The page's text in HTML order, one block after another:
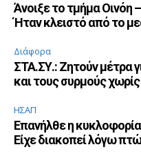
Άνοιξε το τμήμα Οινόη
Ήταν κλειστό από το
Διάφορα
ΣΤΑ.ΣΥ.: Ζητούν μέτρα
και τους συρμούς
ΗΣΑΠ
Επανήλθε η
Είχε διακοπεί λόγω